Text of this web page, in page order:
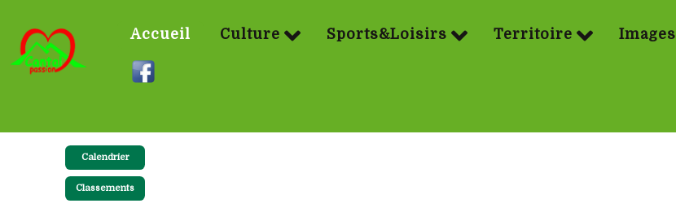
Accueil Culture Sports&Loisirs Territoire Images
Calendrier
Classements